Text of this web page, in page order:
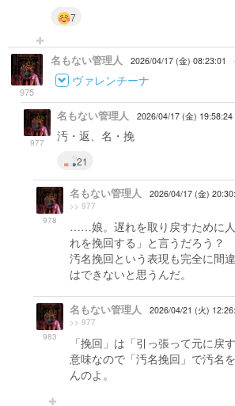
7
975
名もない管理人 2026/04/17 (金) 08:23:01
ヴァレンチーナ
977
名もない管理人 2026/04/17 (金) 19:58:24
汚・返、名・挽
21
978
名もない管理人 2026/04/17 (金)
>> 977
……娘。遅れを取り戻すために
れを挽回する」と言うだろう？
汚名挽回という表現も完全に間
はできないと思うんだ。
983
名もない管理人 2026/04/21 (火)
>> 977
「挽回」は「引っ張って元に戻
意味なので「汚名挽回」で汚名
んのよ。